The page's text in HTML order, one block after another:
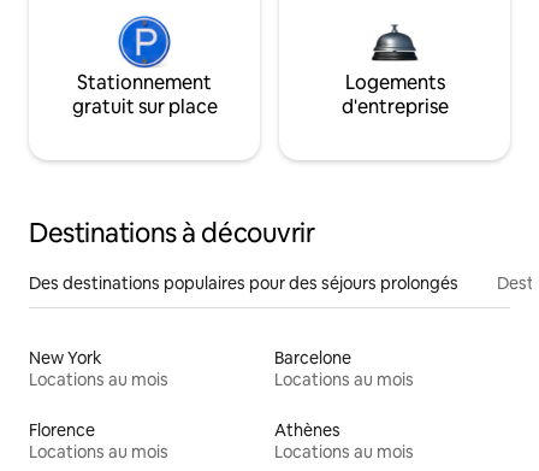
Stationnement
gratuit sur place
Logements
d'entreprise
Destinations à découvrir
Des destinations populaires pour des séjours prolongés
New York
Locations au mois
Barcelone
Locations au mois
Florence
Locations au mois
Athènes
Locations au mois